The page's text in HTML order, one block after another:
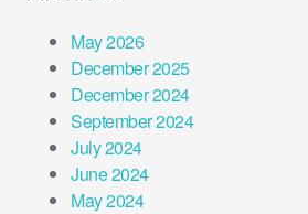
May 2026
December 2025
December 2024
September 2024
July 2024
June 2024
May 2024